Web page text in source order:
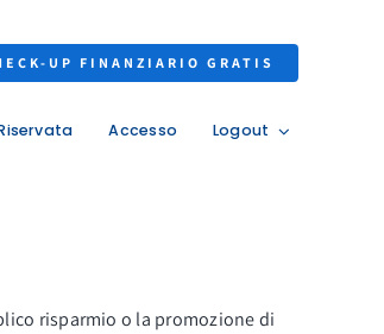
UP FINANZIARIO GRATIS
Accesso Logout
risparmio o la promozione di